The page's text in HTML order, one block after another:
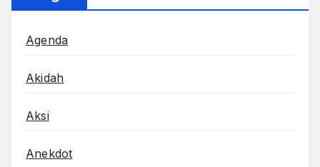
Agenda
Akidah
Aksi
Anekdot